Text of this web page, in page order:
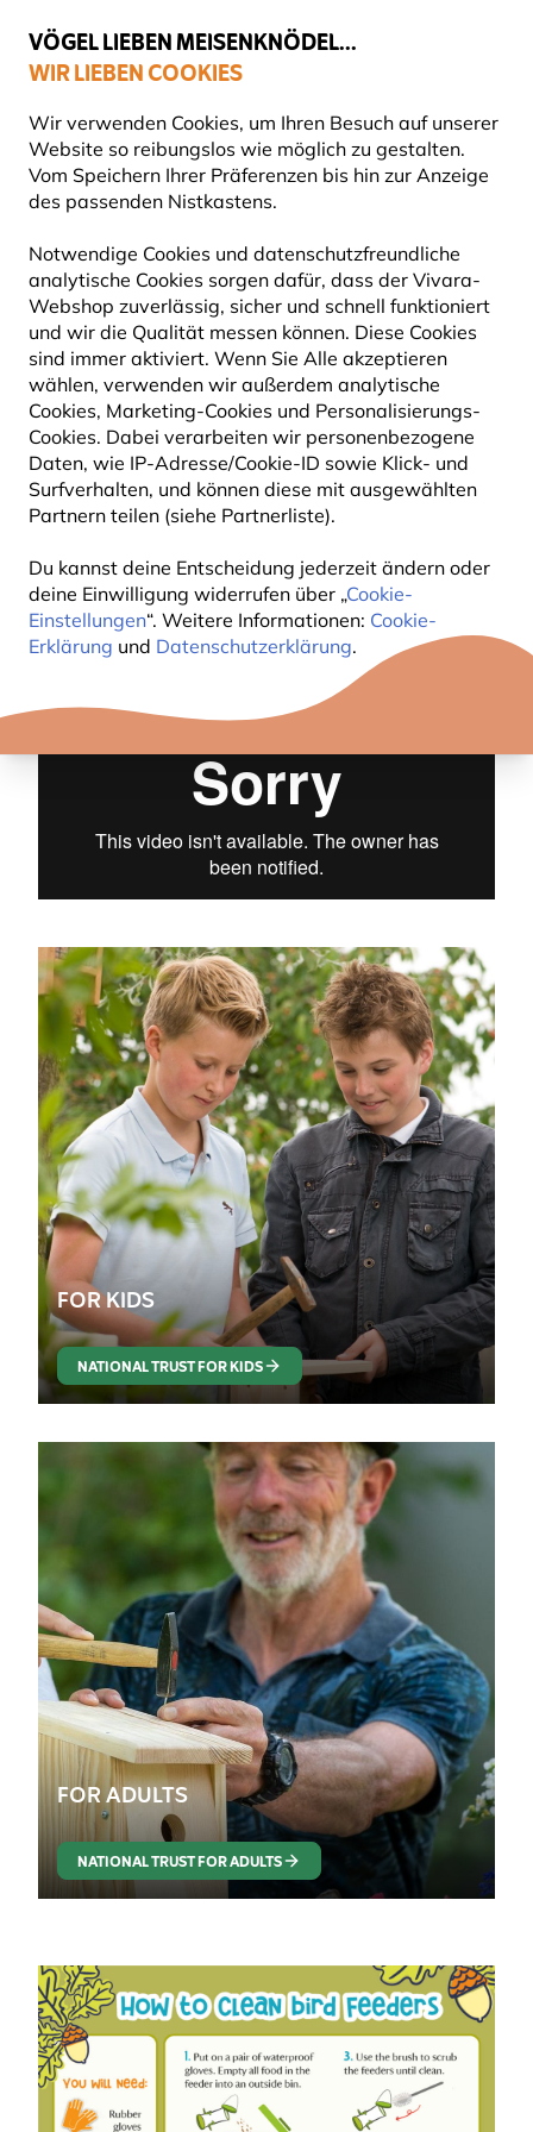
VÖGEL LIEBEN MEISENKNÖDEL...
WIR LIEBEN COOKIES
Wir verwenden Cookies, um Ihren Besuch auf unserer
Website so reibungslos wie möglich zu gestalten.
Vom Speichern Ihrer Präferenzen bis hin zur Anzeige
des passenden Nistkastens.
Notwendige Cookies und datenschutzfreundliche
analytische Cookies sorgen dafür, dass der Vivara-
Webshop zuverlässig, sicher und schnell funktioniert
und wir die Qualität messen können. Diese Cookies
sind immer aktiviert. Wenn Sie Alle akzeptieren
wählen, verwenden wir außerdem analytische
Cookies, Marketing-Cookies und Personalisierungs-
Cookies. Dabei verarbeiten wir personenbezogene
Daten, wie IP-Adresse/Cookie-ID sowie Klick- und
Surfverhalten, und können diese mit ausgewählten
Partnern teilen (siehe Partnerliste).
Du kannst deine Entscheidung jederzeit ändern oder
deine Einwilligung widerrufen über „Cookie-
Einstellungen“. Weitere Informationen: Cookie-
Erklärung und Datenschutzerklärung.
Top-bewertet in 11 Ländern
Gratis Versand ab 65 €
National Trust - Kids Zone
NATIONAL TRUST KIDS WILDLIFE
RANGE
For adventures in your garden and beyond, the
National Trust Kids Wildlife Range features
colourful, fun, and easy-to-use wildlife products,
including feeders, foods, and build-your-own kits!
Developed in collaboration with the National Trust,
this range is designed to encourage children to
connect with nature and embrace the great
outdoors. We hope you love these products and
can’t wait to see which birds stop by to enjoy them!
FOR KIDS
NATIONAL TRUST FOR KIDS
FOR ADULTS
NATIONAL TRUST FOR ADULTS